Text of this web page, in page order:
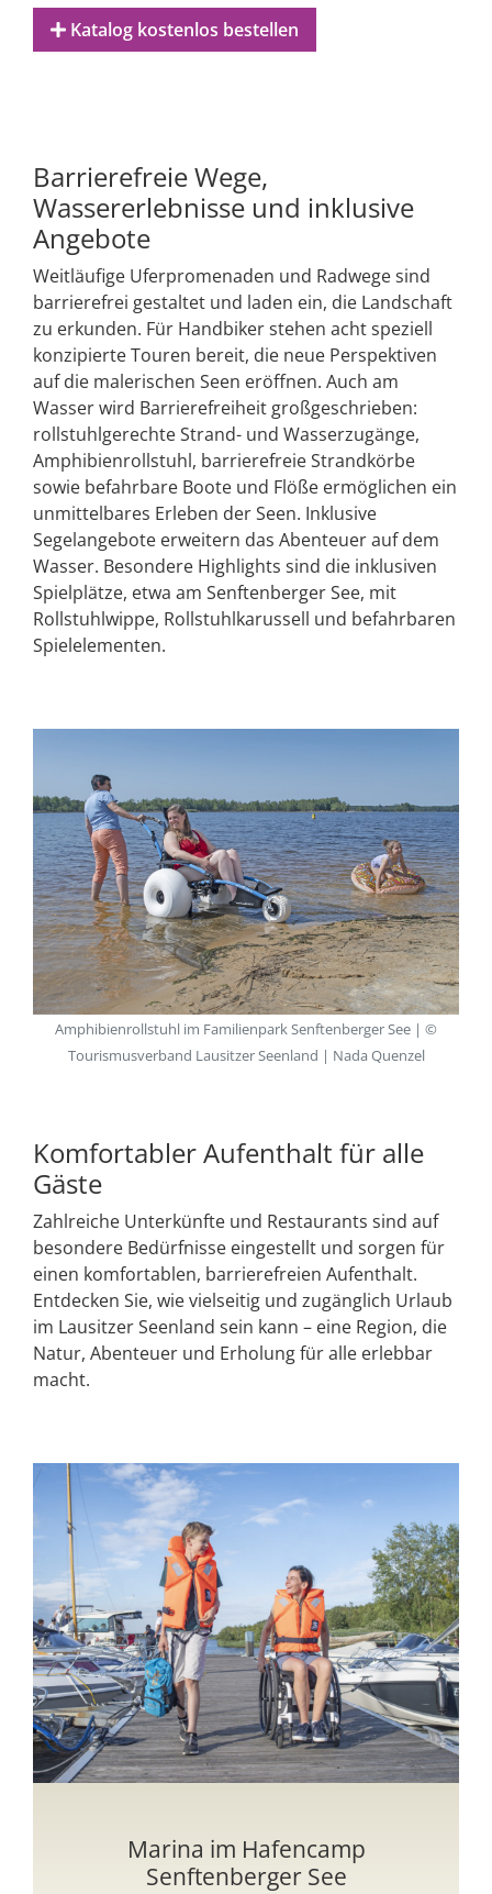
Katalog kostenlos bestellen
Barrierefreie Wege,
Wassererlebnisse und inklusive
Angebote
Weitläufige Uferpromenaden und Radwege sind
barrierefrei gestaltet und laden ein, die Landschaft
zu erkunden. Für Handbiker stehen acht speziell
konzipierte Touren bereit, die neue Perspektiven
auf die malerischen Seen eröffnen. Auch am
Wasser wird Barrierefreiheit großgeschrieben:
rollstuhlgerechte Strand- und Wasserzugänge,
Amphibienrollstuhl, barrierefreie Strandkörbe
sowie befahrbare Boote und Flöße ermöglichen ein
unmittelbares Erleben der Seen. Inklusive
Segelangebote erweitern das Abenteuer auf dem
Wasser. Besondere Highlights sind die inklusiven
Spielplätze, etwa am Senftenberger See, mit
Rollstuhlwippe, Rollstuhlkarussell und befahrbaren
Spielelementen.
Amphibienrollstuhl im Familienpark Senftenberger See | ©
Tourismusverband Lausitzer Seenland | Nada Quenzel
Komfortabler Aufenthalt für alle
Gäste
Zahlreiche Unterkünfte und Restaurants sind auf
besondere Bedürfnisse eingestellt und sorgen für
einen komfortablen, barrierefreien Aufenthalt.
Entdecken Sie, wie vielseitig und zugänglich Urlaub
im Lausitzer Seenland sein kann – eine Region, die
Natur, Abenteuer und Erholung für alle erlebbar
macht.
Marina im Hafencamp
Senftenberger See